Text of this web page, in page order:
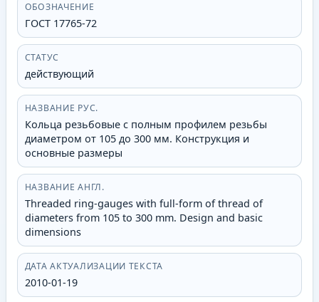
ОБОЗНАЧЕНИЕ
ГОСТ 17765-72
СТАТУС
действующий
НАЗВАНИЕ РУС.
Кольца резьбовые с полным профилем резьбы
диаметром от 105 до 300 мм. Конструкция и
основные размеры
НАЗВАНИЕ АНГЛ.
Threaded ring-gauges with full-form of thread of
diameters from 105 to 300 mm. Design and basic
dimensions
ДАТА АКТУАЛИЗАЦИИ ТЕКСТА
2010-01-19